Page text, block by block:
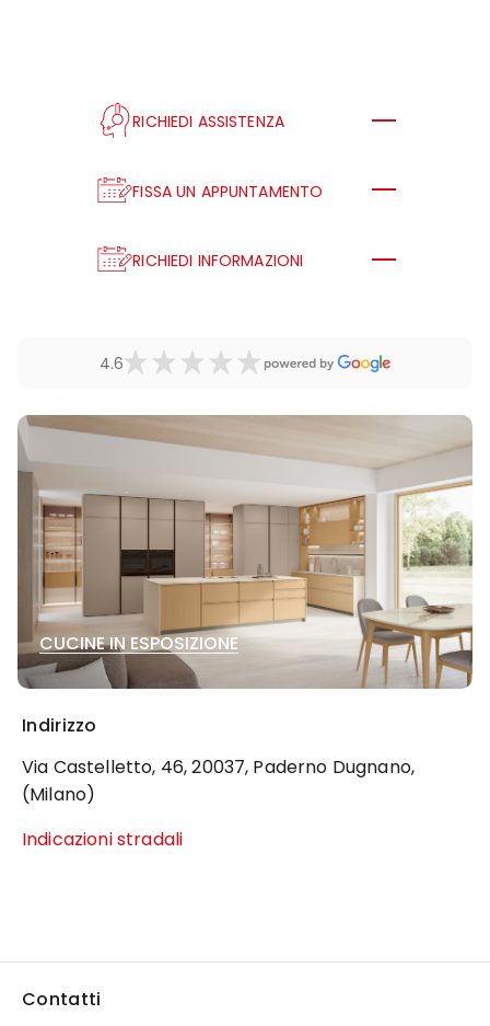
RICHIEDI ASSISTENZA
FISSA UN APPUNTAMENTO
RICHIEDI INFORMAZIONI
4.6
Indirizzo
Via Castelletto, 46, 20037, Paderno Dugnano,
(Milano)
Indicazioni stradali
Contatti
CUCINE IN ESPOSIZIONE